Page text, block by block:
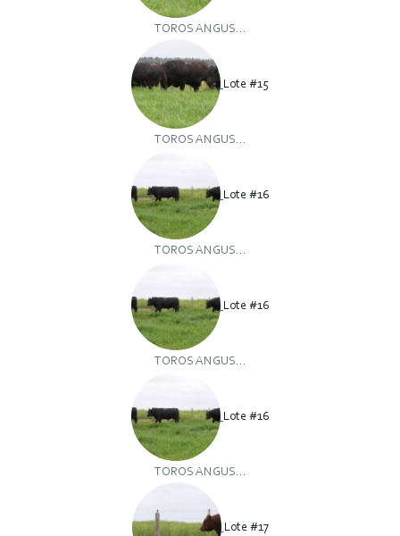
TOROS ANGUS...
Lote #15
TOROS ANGUS...
Lote #16
TOROS ANGUS...
Lote #16
TOROS ANGUS...
Lote #16
TOROS ANGUS...
Lote #17